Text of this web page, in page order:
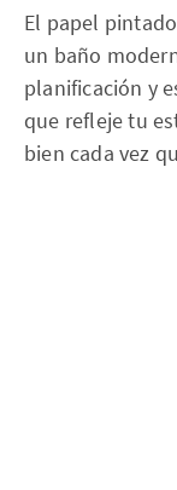
El papel
un baño
planificación y
que refleje tu
bien cada vez